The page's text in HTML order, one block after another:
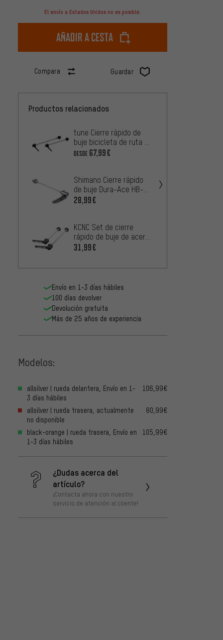
El envío a Estados Unidos no es posible.
Añadir a cesta
Compara Guardar
Productos relacionados
tune Cierre rápido de
buje bicicleta de ruta DC
130
DESDE 67,99€
Shimano Cierre rápido
de buje Dura-Ace HB-
9000 / FH-9000
28,99€
KCNC Set de cierre
rápido de buje de acero
inoxidalble Z6 KQR MTB
31,99€
Envío en 1-3 días hábiles
100 días devolver
Devolución gratuita
Más de 25 años de experiencia
Modelos:
allsilver | rueda delantera, Envío en 1-
3 días hábiles
106,99€
allsilver | rueda trasera, actualmente
no disponible
80,99€
black-orange | rueda trasera, Envío en
1-3 días hábiles
105,99€
¿Dudas acerca del
artículo?
¡Contacta ahora con nuestro
servicio de atención al cliente!